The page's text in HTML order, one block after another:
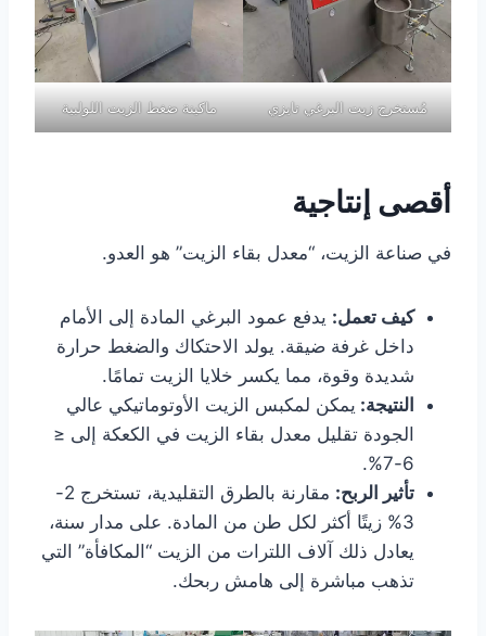
مُستخرج زيت البرغي تايزي ماكينة ضغط الزيت اللولبية
أقصى إنتاجية
في صناعة الزيت، “معدل بقاء الزيت” هو العدو.
كيف تعمل: يدفع عمود البرغي المادة إلى الأمام
داخل غرفة ضيقة. يولد الاحتكاك والضغط حرارة
شديدة وقوة، مما يكسر خلايا الزيت تمامًا.
النتيجة: يمكن لمكبس الزيت الأوتوماتيكي عالي
الجودة تقليل معدل بقاء الزيت في الكعكة إلى ≤
6-7%.
تأثير الربح:
مقارنة بالطرق التقليدية، تستخرج 2-
3% زيتًا أكثر لكل طن من المادة. على مدار سنة،
يعادل ذلك آلاف اللترات من الزيت “المكافأة” التي
تذهب مباشرة إلى هامش ربحك.